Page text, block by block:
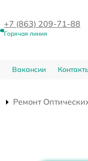
+7 (863) 209-71-88
Горячая линия
Вакансии
Ремонт